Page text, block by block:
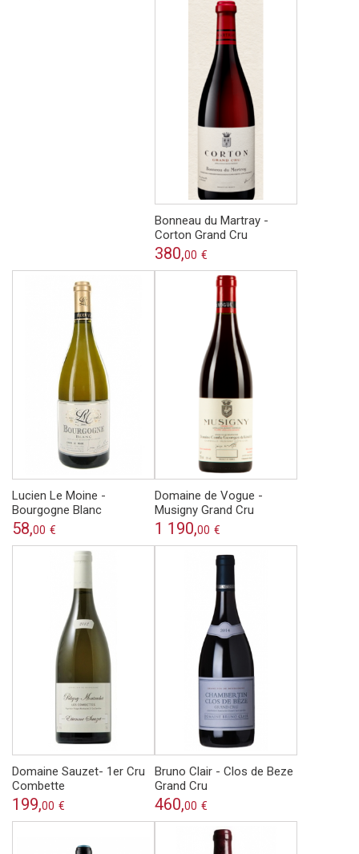
Bonneau du Martray -
Corton Grand Cru
380,00 €
Lucien Le Moine -
Bourgogne Blanc
58,00 €
Domaine de Vogue -
Musigny Grand Cru
1 190,00 €
Domaine Sauzet- 1er Cru
Combette
199,00 €
Bruno Clair - Clos de Beze
Grand Cru
460,00 €